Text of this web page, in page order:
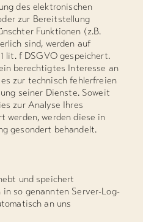
des elektronischen
zur Bereitstellung
Funktionen (z.B.
sind, werden auf
lit. f DSGVO gespeichert.
berechtigtes Interesse an
zur technisch fehlerfreien
seiner Dienste. Soweit
zur Analyse Ihres
werden, werden diese in
gesondert behandelt.
und speichert
so genannten Server-Log-
an uns